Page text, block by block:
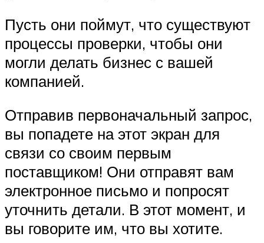
Пусть они поймут, что существуют
процессы проверки, чтобы они
могли делать бизнес с вашей
компанией.
Отправив первоначальный запрос,
вы попадете на этот экран для
связи со своим первым
поставщиком! Они отправят вам
электронное письмо и попросят
уточнить детали. В этот момент, и
вы говорите им, что вы хотите.